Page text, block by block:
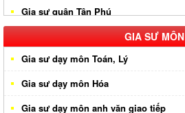
Gia sư quận Tân Phú
Gia sư huyện Hóc Môn
Gia sư huyện Cần Giờ
Gia sư huyên Bình Chánh
Gia sư huyện Nhà Bè
GIA SƯ MÔN
Gia sư dạy môn Toán, Lý
Gia sư dạy môn Hóa
Gia sư dạy môn anh văn giao tiếp